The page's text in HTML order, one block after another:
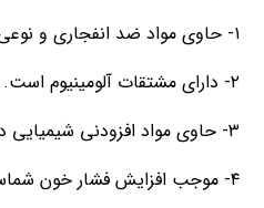
۱- حاوی مواد ضد انفجاری و نوعی سم است.
۲- دارای مشتقات آلومینیوم است.
۳- حاوی مواد افزودنی شیمیایی دیگری است.
۴- موجب افزایش فشار خون شماست.